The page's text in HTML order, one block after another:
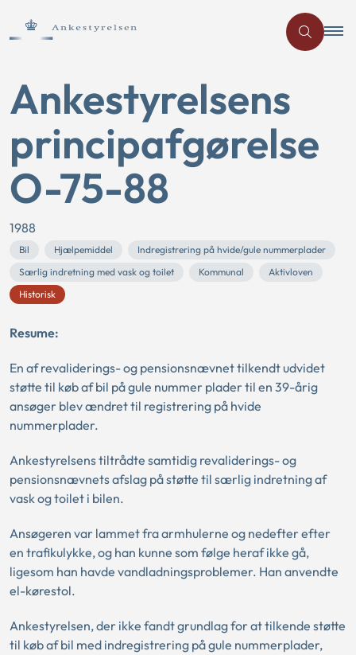
Ankestyrelsens
principafgørelse
O-75-88
1988
Bil Hjælpemiddel
Indregistrering på hvide/gule nummerplader
Særlig indretning med vask og toilet
Kommunal
Aktivloven
Historisk
Resume:
En af revaliderings- og pensionsnævnet tilkendt udvidet
støtte til køb af bil på gule nummer plader til en 39-årig
ansøger blev ændret til registrering på hvide
nummerplader.
Ankestyrelsens tiltrådte samtidig revaliderings- og
pensionsnævnets afslag på støtte til særlig indretning af
vask og toilet i bilen.
Ansøgeren var lammet fra armhulerne og nedefter efter
en trafikulykke, og han kunne som følge heraf ikke gå,
ligesom han havde vandladningsproblemer. Han anvendte
el-kørestol.
Ankestyrelsen, der ikke fandt grundlag for at tilkende støtte
til køb af bil med indregistrering på gule nummerplader,